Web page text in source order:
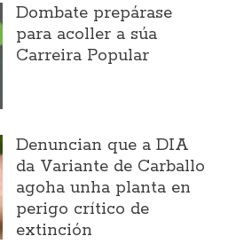
Dombate prepárase
para acoller a súa
Carreira Popular
Denuncian que a DIA
da Variante de Carballo
agoha unha planta en
perigo crítico de
extinción